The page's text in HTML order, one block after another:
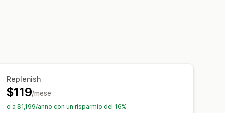
Elaborazione automatica
Replenish
$119/mese
o a $1,199/anno con un risparmio del 16%